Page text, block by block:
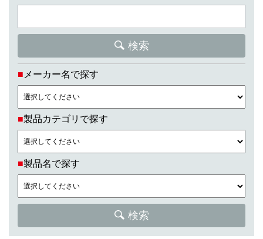
検索
■ メーカー名で探す
■製品カテゴリで探す
■製品名で探す
検索